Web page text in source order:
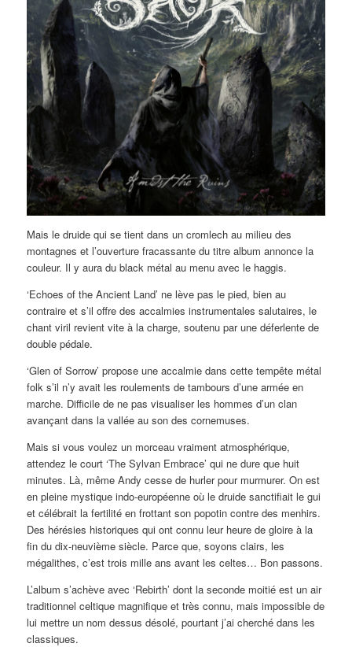
Mais le druide qui se tient dans un cromlech au milieu des
montagnes et l’ouverture fracassante du titre album annonce la
couleur. Il y aura du black métal au menu avec le haggis.
‘Echoes of the Ancient Land’ ne lève pas le pied, bien au
contraire et s’il offre des accalmies instrumentales salutaires, le
chant viril revient vite à la charge, soutenu par une déferlente de
double pédale.
‘Glen of Sorrow’ propose une accalmie dans cette tempête métal
folk s’il n’y avait les roulements de tambours d’une armée en
marche. Difficile de ne pas visualiser les hommes d’un clan
avançant dans la vallée au son des cornemuses.
Mais si vous voulez un morceau vraiment atmosphérique,
attendez le court ‘The Sylvan Embrace’ qui ne dure que huit
minutes. Là, même Andy cesse de hurler pour murmurer. On est
en pleine mystique indo-européenne où le druide sanctifiait le gui
et célébrait la fertilité en frottant son popotin contre des menhirs.
Des hérésies historiques qui ont connu leur heure de gloire à la
fin du dix-neuvième siècle. Parce que, soyons clairs, les
mégalithes, c’est trois mille ans avant les celtes… Bon passons.
L’album s’achève avec ‘Rebirth’ dont la seconde moitié est un air
traditionnel celtique magnifique et très connu, mais impossible de
lui mettre un nom dessus désolé, pourtant j’ai cherché dans les
classiques.